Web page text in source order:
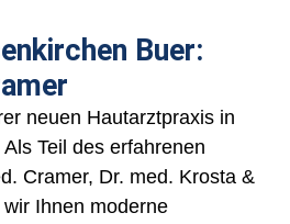
Buer:
neuen Hautarztpraxis in
Teil des erfahrenen
Cramer, Dr. med. Krosta &
Ihnen moderne